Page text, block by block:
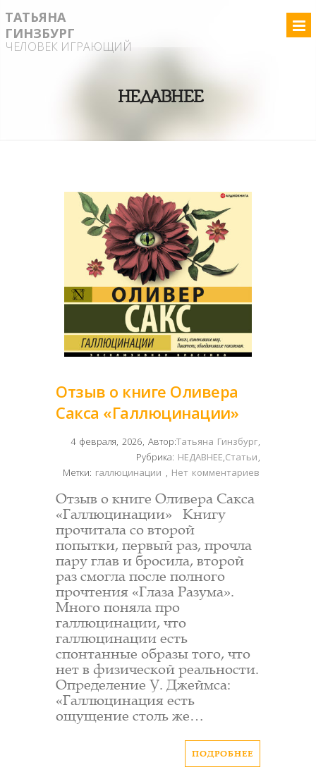
ТАТЬЯНА
ГИНЗБУРГ
ЧЕЛОВЕК ИГРАЮЩИЙ
НЕДАВНЕЕ
Отзыв о книге Оливера
Сакса «Галлюцинации»
4 февраля, 2026, Автор:Татьяна Гинзбург,
Рубрика: НЕДАВНЕЕ,Статьи,
Метки: галлюцинации , Нет комментариев
Отзыв о книге Оливера Сакса
«Галлюцинации» Книгу
прочитала со второй
попытки, первый раз, прочла
пару глав и бросила, второй
раз смогла после полного
прочтения «Глаза Разума».
Много поняла про
галлюцинации, что
галлюцинации есть
спонтанные образы того, что
нет в физической реальности.
Определение У. Джеймса:
«Галлюцинация есть
ощущение столь же…
ПОДРОБНЕЕ